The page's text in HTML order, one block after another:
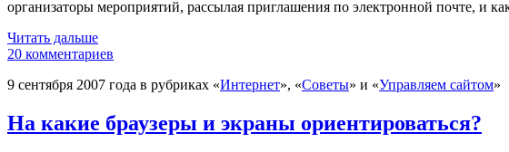
организаторы мероприятий, рассылая приглашения по электронной почте, и
Читать дальше
20 комментариев
9 сентября 2007 года в рубриках «Интернет», «Советы» и «Управляем сайтом»
На какие браузеры и экраны ориентироваться?